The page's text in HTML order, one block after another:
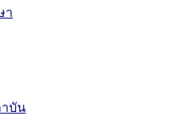
า
บัน